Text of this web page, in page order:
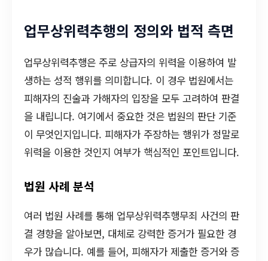
업무상위력추행의 정의와 법적 측면
업무상위력추행은 주로 상급자의 위력을 이용하여 발
생하는 성적 행위를 의미합니다. 이 경우 법원에서는
피해자의 진술과 가해자의 입장을 모두 고려하여 판결
을 내립니다. 여기에서 중요한 것은 법원의 판단 기준
이 무엇인지입니다. 피해자가 주장하는 행위가 정말로
위력을 이용한 것인지 여부가 핵심적인 포인트입니다.
법원 사례 분석
여러 법원 사례를 통해 업무상위력추행무죄 사건의 판
결 경향을 알아보면, 대체로 강력한 증거가 필요한 경
우가 많습니다. 예를 들어, 피해자가 제출한 증거와 증